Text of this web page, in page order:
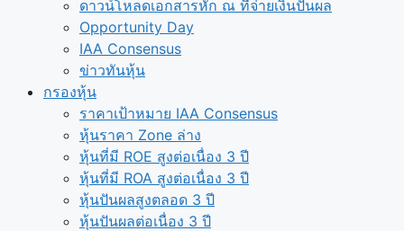
ดาวน์โหลดเอกสารหัก ณ ที่จ่ายเงินปันผล
Opportunity Day
IAA Consensus
ข่าวทันหุ้น
กรองหุ้น
ราคาเป้าหมาย IAA Consensus
หุ้นราคา Zone ล่าง
หุ้นที่มี ROE สูงต่อเนื่อง 3 ปี
หุ้นที่มี ROA สูงต่อเนื่อง 3 ปี
หุ้นปันผลสูงตลอด 3 ปี
หุ้นปันผลต่อเนื่อง 3 ปี